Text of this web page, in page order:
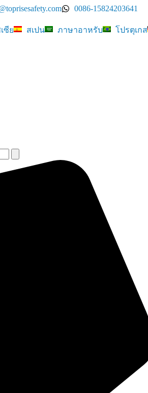
0086-15824203641
ซีย สเปน ภาษาอาหรับ โปรตุเกส